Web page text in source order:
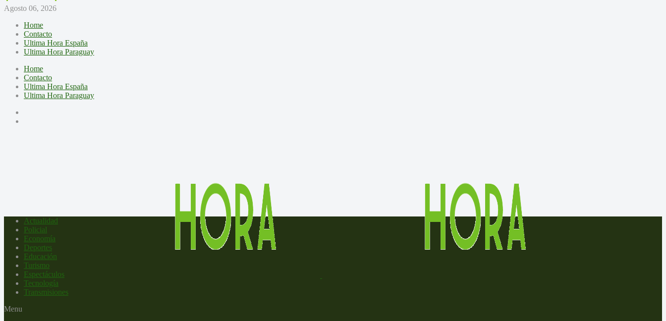
Agosto 06, 2026
Home
Contacto
Ultima Hora España
Ultima Hora Paraguay
Home
Contacto
Ultima Hora España
Ultima Hora Paraguay
Actualidad
Policial
Economía
Deportes
Educación
Turismo
Espectáculos
Tecnología
Transmisiones
Menu